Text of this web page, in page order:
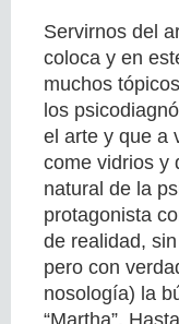
Servirnos del
coloca y en
muchos
los
el arte y que a
come vidrios y
natural de la
protagonista
de realidad,
pero con
nosología) la
“Martha”.